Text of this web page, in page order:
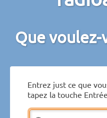
Que
Entrez just ce que
tapez la touche Entrée.